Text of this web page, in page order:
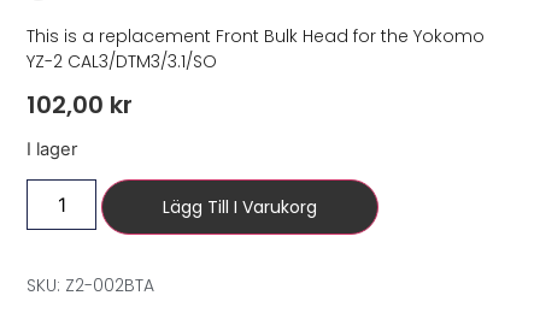
This is a replacement Front Bulk Head for the Yokomo
YZ-2 CAL3/DTM3/3.1/SO
102,00 kr
I lager
Lägg Till I Varukorg
SKU: Z2-002BTA